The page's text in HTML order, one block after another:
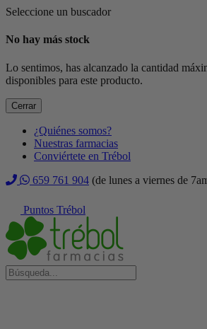
Seleccione un buscador
No hay más stock
Lo sentimos, has alcanzado la cantidad
disponibles para este producto.
Cerrar
¿Quiénes somos?
Nuestras farmacias
Conviértete en Trébol
659 761 904 (de lunes a viernes de
Puntos Trébol